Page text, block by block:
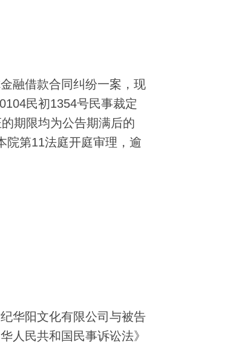
融借款合同纠纷一案，现
民初1354号民事裁定
期限均为公告期满后的
院第11法庭开庭审理，逾
华阳文化有限公司与被告
人民共和国民事诉讼法》